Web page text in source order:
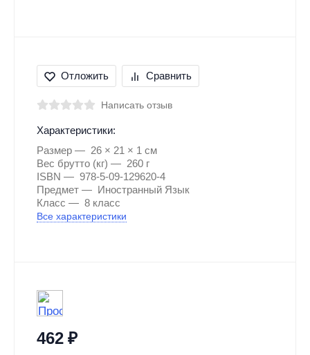
Отложить Сравнить
Написать отзыв
Характеристики:
Размер
26 × 21 × 1 см
Вес брутто (кг)
260 г
ISBN
978-5-09-129620-4
Предмет
Иностранный Язык
Класс
8 класс
Все характеристики
462₽